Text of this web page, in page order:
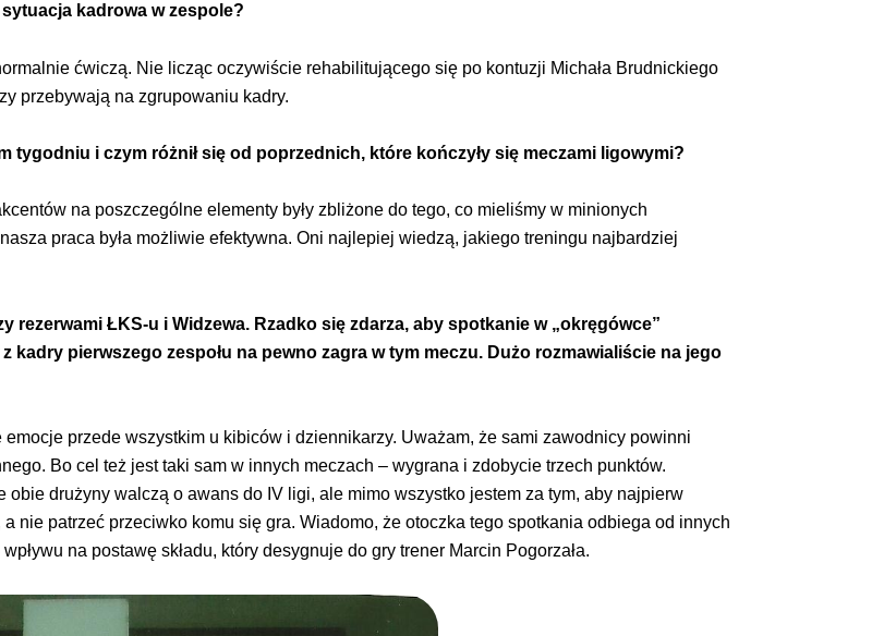
kadrowa w zespole?
ćwiczą. Nie licząc oczywiście rehabilitującego się po kontuzji Michała Brudnickiego
przebywają na zgrupowaniu kadry.
tygodniu i czym różnił się od poprzednich, które kończyły się meczami ligowymi?
na poszczególne elementy były zbliżone do tego, co mieliśmy w minionych
praca była możliwie efektywna. Oni najlepiej wiedzą, jakiego treningu najbardziej
rezerwami ŁKS-u i Widzewa. Rzadko się zdarza, aby spotkanie w „okręgówce”
kadry pierwszego zespołu na pewno zagra w tym meczu. Dużo rozmawialiście na jego
przede wszystkim u kibiców i dziennikarzy. Uważam, że sami zawodnicy powinni
Bo cel też jest taki sam w innych meczach – wygrana i zdobycie trzech punktów.
drużyny walczą o awans do IV ligi, ale mimo wszystko jestem za tym, aby najpierw
nie patrzeć przeciwko komu się gra. Wiadomo, że otoczka tego spotkania odbiega od innych
na postawę składu, który desygnuje do gry trener Marcin Pogorzała.